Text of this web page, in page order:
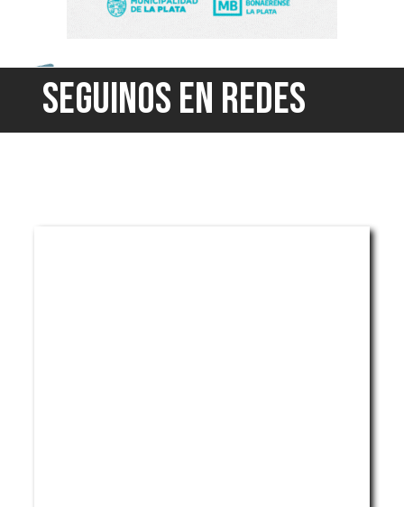
SEGUINOS EN REDES